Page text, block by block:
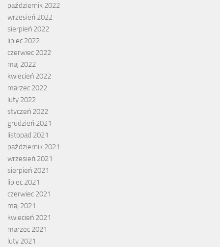
październik 2022
wrzesień 2022
sierpień 2022
lipiec 2022
czerwiec 2022
maj 2022
kwiecień 2022
marzec 2022
luty 2022
styczeń 2022
grudzień 2021
listopad 2021
październik 2021
wrzesień 2021
sierpień 2021
lipiec 2021
czerwiec 2021
maj 2021
kwiecień 2021
marzec 2021
luty 2021